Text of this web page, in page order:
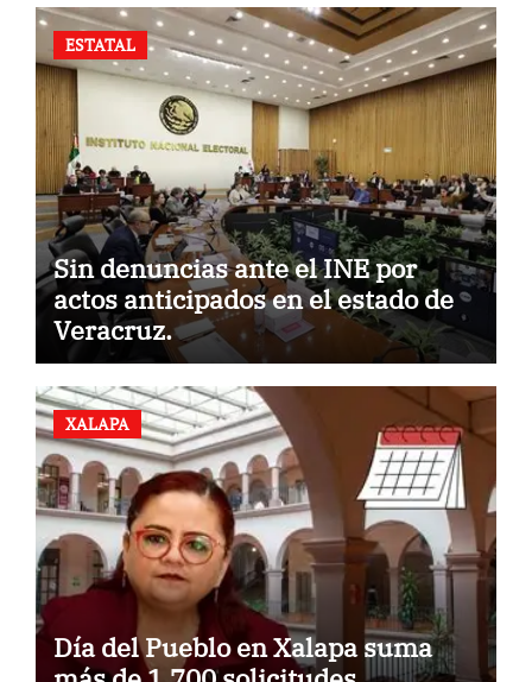
ESTATAL
Sin denuncias ante el INE por
actos anticipados en el estado de
Veracruz.
XALAPA
Día del Pueblo en Xalapa suma